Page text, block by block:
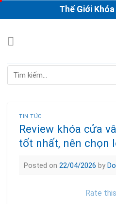
to
Thế Giới Khóa
Tìm
TIN TỨC
Review khóa cửa
tốt nhất, nên chọn
Posted on 22/04/2026 by
Rate